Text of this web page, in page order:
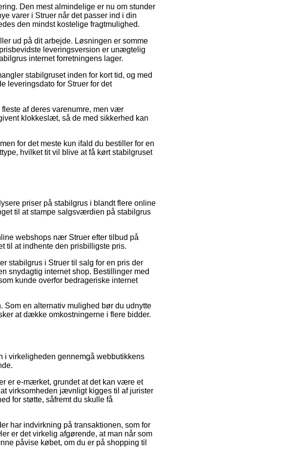
Den mest almindelige er nu om stunder
varer i Struer når det passer ind i din
den mindst kostelige fragtmulighed.
ud på dit arbejde. Løsningen er somme
leveringsversion er unægtelig
internet forretningens lager.
stabilgruset inden for kort tid, og med
leveringsdato for Struer for det
af deres varenumre, men vær
klokkeslæt, så de med sikkerhed kan
for det meste kun ifald du bestiller for en
hvilket tit vil blive at få kørt stabilgruset
priser på stabilgrus i blandt flere online
til at stampe salgsværdien på stabilgrus
webshops nær Struer efter tilbud på
til at indhente den prisbilligste pris.
stabilgrus i Struer til salg for en pris der
snydagtig internet shop. Bestillinger med
kunde overfor bedrageriske internet
Som en alternativ mulighed bør du udnytte
at dække omkostningerne i flere bidder.
i virkeligheden gennemgå webbutikkens
er e-mærket, grundet at det kan være et
virksomheden jævnligt kigges til af jurister
for støtte, såfremt du skulle få
har indvirkning på transaktionen, som for
er det virkelig afgørende, at man når som
påvise købet, om du er på shopping til